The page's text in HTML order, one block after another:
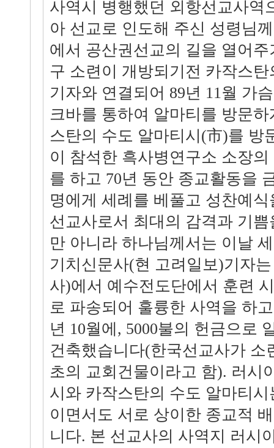
사역시 병행했던 외항선교사역
아 선교로 인도해 주신 성령님
에서 공산권선교의 길을 열어
구 소련이 개방되기전 카작스
기자와 연결되어 89년 11월 가
크바를 통하여 알마티를 방문
스탄의 수도 알마티시(市)를 방
이 참석한 흑사병연구소 소장
를 하고 70년 동안 종교활동을
명에게 세례를 베풀고 성찬예
선교사로서 최대의 감격과 기
만 아니라 하나님께서는 이날
기치신문사(현 고려일보)기자
사)에서 예수전도단에서 훈련
로 파송되어 훌륭한 사역을 하
년 10월에, 5000불의 헌금으로
건축했습니다(한국선교사가 소
초의 교회건물이라고 함). 러시
시와 카작스탄의 수도 알마티
이면서도 서로 상이한 종교적
니다. 본 선교사의 사역지 러시